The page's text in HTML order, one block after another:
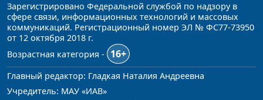
Зарегистрировано Федеральной службой по надзору в
сфере связи, информационных технологий и массовых
коммуникаций. Регистрационный номер ЭЛ № ФС77-73950
от 12 октября 2018 г.
Возрастная категория -
16+
Главный редактор: Гладкая Наталия Андреевна
Учредитель: МАУ «ИАВ»